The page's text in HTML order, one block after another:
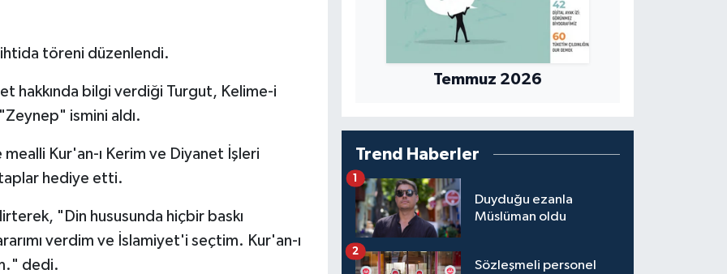
ihtida töreni düzenlendi.
hakkında bilgi verdiği Turgut, Kelime-i
ismini aldı.
Kur'an-ı Kerim ve Diyanet İşleri
hediye etti.
"Din hususunda hiçbir baskı
verdim ve İslamiyet'i seçtim. Kur'an-ı
dedi.
Temmuz 2026
Trend Haberler
Duyduğu ezanla
Müslüman oldu
1
Sözleşmeli personel
2